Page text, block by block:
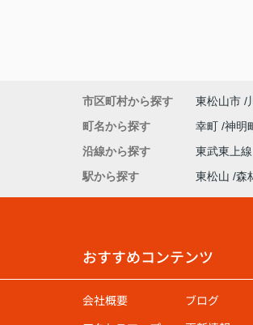
市区町村から探す 東松山市
町名から探す
幸町 神明
沿線から探す
東武東上線
駅から探す
東松山 森
おすすめコンテンツ
会社概要
ブログ